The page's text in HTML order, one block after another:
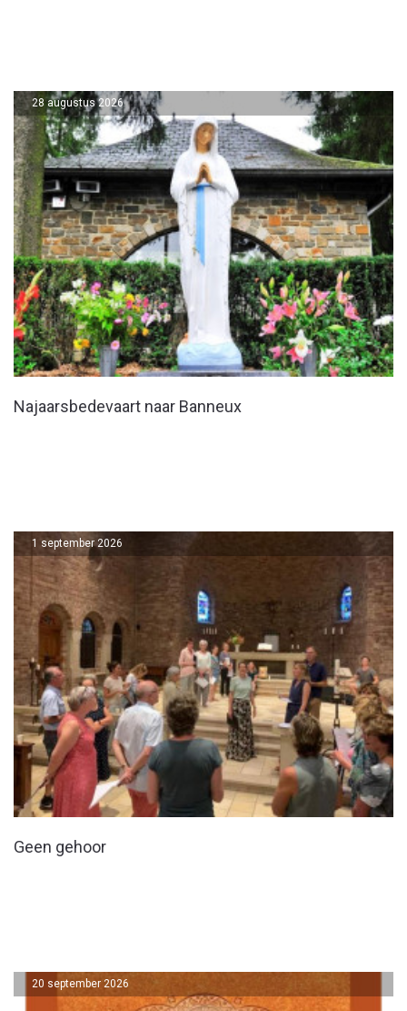
Najaarsbedevaart naar Banneux
28 augustus 2026
Geen gehoor
1 september 2026
20 september 2026